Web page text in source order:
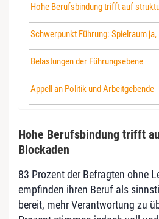
Hohe Berufsbindung trifft auf
Schwerpunkt Führung: Spielraum ja,
Belastungen der Führungsebene
Appell an Politik und Arbeitgebende
Hohe Berufsbindung trifft
Blockaden
83 Prozent der Befragten ohne
empfinden ihren Beruf als
bereit, mehr Verantwortung zu